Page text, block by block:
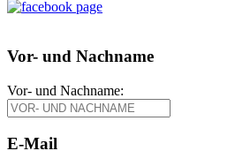
Vor- und Nachname
Vor- und Nachname:
E-Mail